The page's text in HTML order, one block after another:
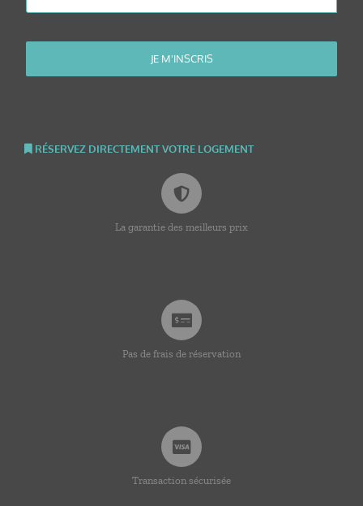
RÉSERVEZ DIRECTEMENT VOTRE LOGEMENT
La garantie des meilleurs prix
Pas de frais de réservation
Transaction sécurisée